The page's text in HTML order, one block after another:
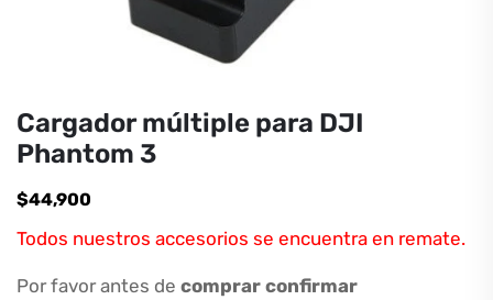
Cargador múltiple para DJI
Phantom 3
$44,900
Todos nuestros accesorios se encuentra en remate.
Por favor antes de comprar confirmar